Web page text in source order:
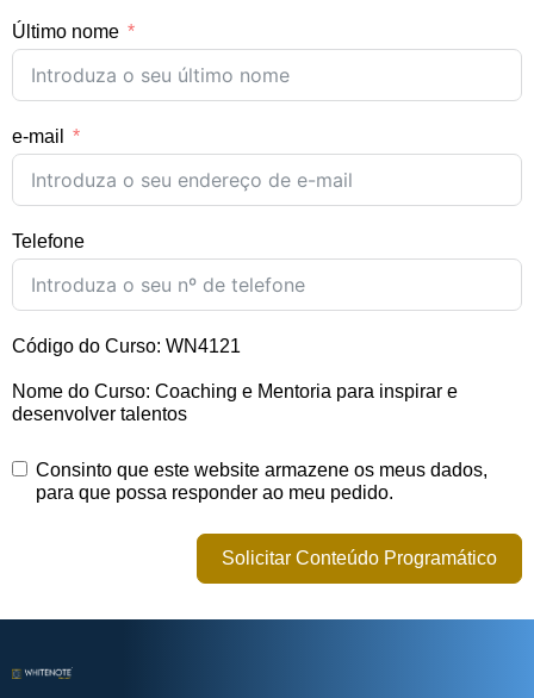
Último nome
e-mail
Telefone
Código do Curso: WN4121
Nome do Curso: Coaching e Mentoria para inspirar e
desenvolver talentos
Consinto que este website armazene os meus dados,
para que possa responder ao meu pedido.
Solicitar Conteúdo Programático